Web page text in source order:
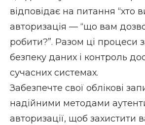
відповідає на питання “хто
авторизація — “що вам
робити?”. Разом ці процеси
безпеку даних і контроль
сучасних системах.
Забезпечте свої облікові
надійними методами
авторизації, щоб захистити